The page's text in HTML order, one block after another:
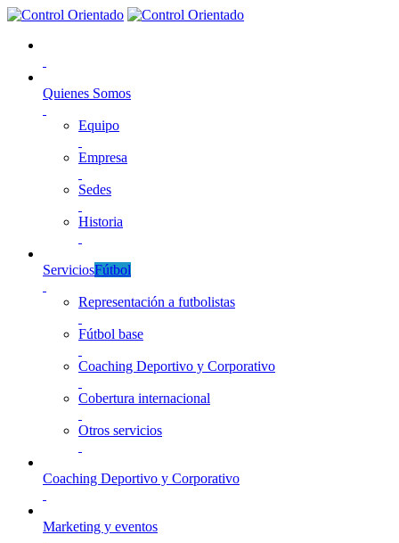
Quienes Somos
Equipo
Empresa
Sedes
Historia
ServiciosFútbol
Representación a futbolistas
Fútbol base
Coaching Deportivo y Corporativo
Cobertura internacional
Otros servicios
Coaching Deportivo y Corporativo
Marketing y eventos